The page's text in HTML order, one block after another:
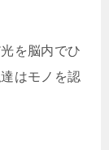
を脳内でひ
はモノを認